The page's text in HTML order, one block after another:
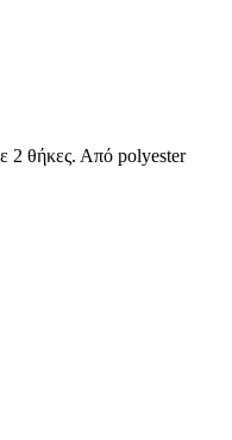
2 θήκες. Από polyester